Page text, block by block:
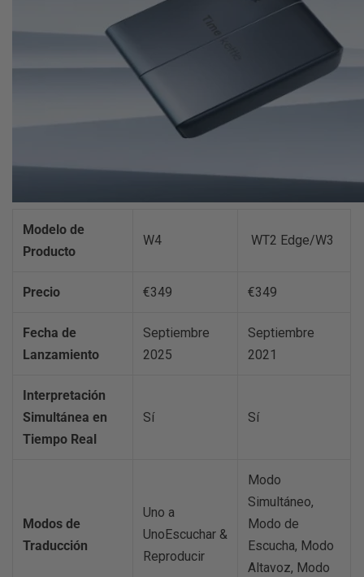
Modelo de
Producto
W4 WT2 Edge/W3
Precio €349 €349
Fecha de
Lanzamiento
Septiembre
2025
Septiembre
2021
Interpretación
Simultánea en
Tiempo Real
Sí Sí
Modos de
Traducción
Uno a
UnoEscuchar &
Reproducir
Modo
Simultáneo,
Modo de
Escucha, Modo
Altavoz, Modo